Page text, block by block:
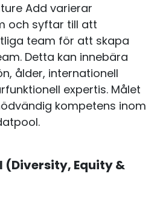
Add varierar
och syftar till att
team för att skapa
Detta kan innebära
ålder, internationell
expertis. Målet
kompetens inom
(Diversity, Equity &